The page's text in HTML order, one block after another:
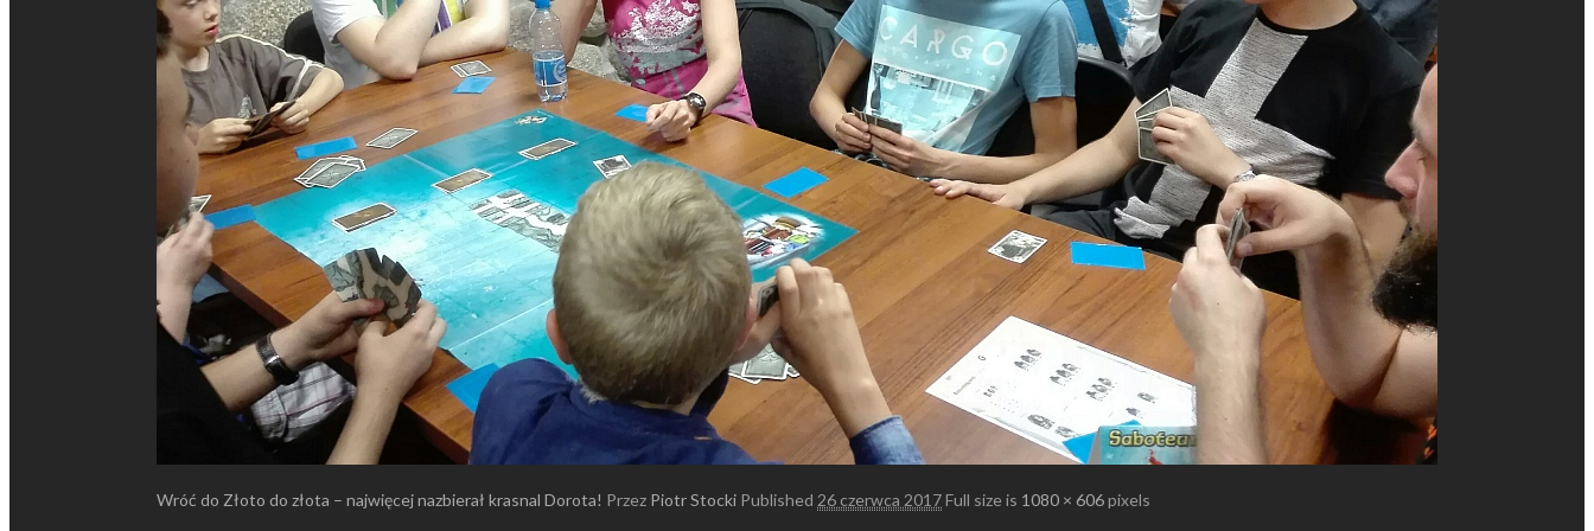
Wróć do Złoto do złota – najwięcej nazbierał krasnal Dorota! Przez Piotr Stocki Published 26 czerwca 2017Full size is 1080 × 606pixels